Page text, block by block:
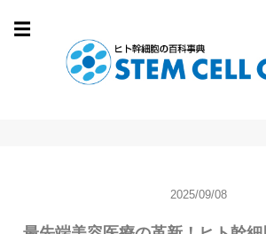
☰
2025/09/08